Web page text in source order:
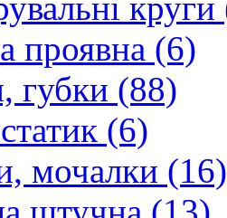
проявна (6)
губки (88)
(6)
мочалки (16)